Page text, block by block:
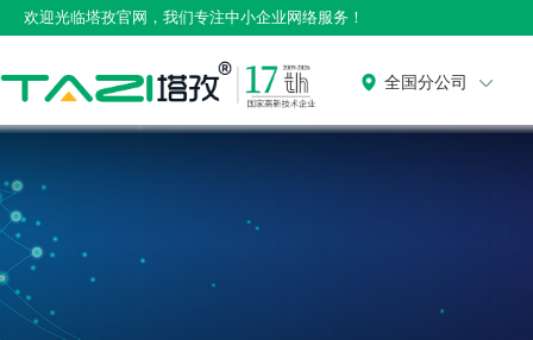
欢迎光临塔孜官网，我们专注中小企业网络服务！
全国分公司